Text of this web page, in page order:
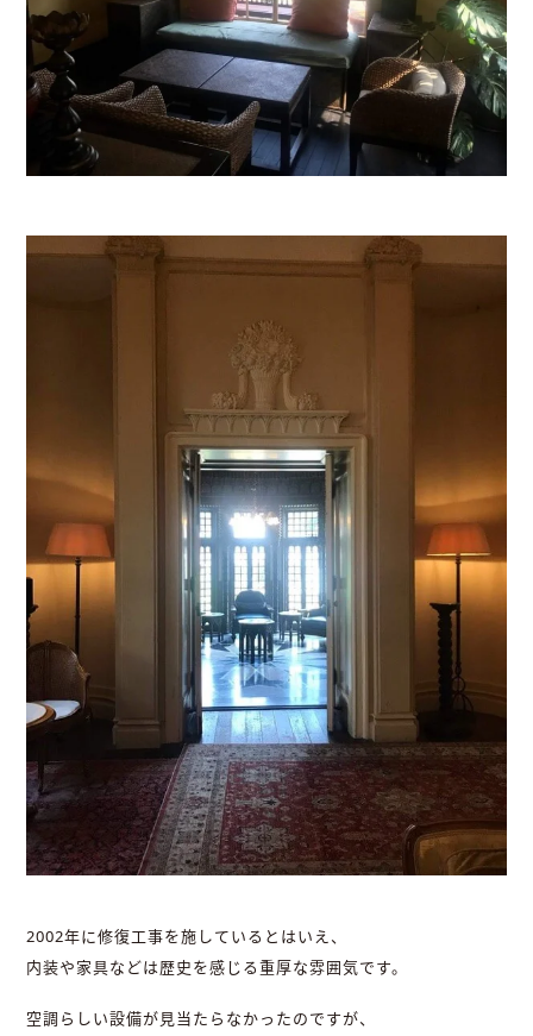
2002年に修復工事を施しているとはいえ、
内装や家具などは歴史を感じる重厚な雰囲気です。
空調らしい設備が見当たらなかったのですが、